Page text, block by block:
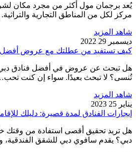
يُعد برجمان مول أكثر من مجرد مكان لشراء
مركز لكل من المناطق التجارية
شاهد المزيد
ديسمبر 29 2022
كيف تستفيد من عطلتك مع عروض أفضل
هل تبحث عن عروض في أفضل فنادق دبي
تُنسى؟ لا تبحث بعيدًا. سواء إن كنت
شاهد المزيد
يناير 25 2023
إيجارات الفنادق لمدة قصيرة: دليلك
هل تريد تحقيق أقصى استفادة من وقتك
دبي؟ يقدم سافوي دبي للشقق